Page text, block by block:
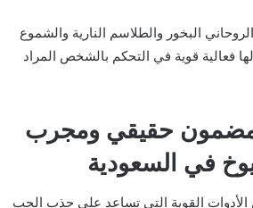
البخور والطلاسم النارية والشموع
فعالية قوية في التحكم بالشخص المراد
حقيقي ومجرب
في السعودية
الأدوات القوية التي تساعد على جذب الحب